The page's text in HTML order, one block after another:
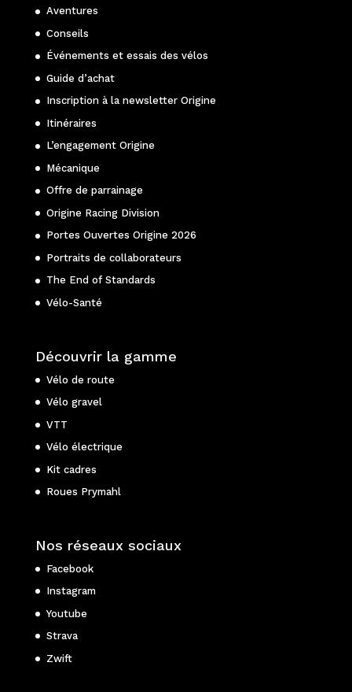
Aventures
Conseils
Événements et essais des vélos
Guide d’achat
Inscription à la newsletter Origine
Itinéraires
L’engagement Origine
Mécanique
Offre de parrainage
Origine Racing Division
Portes Ouvertes Origine 2026
Portraits de collaborateurs
The End of Standards
Vélo-Santé
Découvrir la gamme
Vélo de route
Vélo gravel
VTT
Vélo électrique
Kit cadres
Roues Prymahl
Nos réseaux sociaux
Facebook
Instagram
Youtube
Strava
Zwift